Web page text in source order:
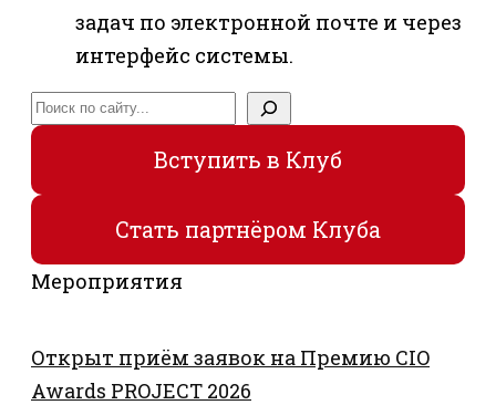
задач по электронной почте и через
интерфейс системы.
Поиск
Вступить в Клуб
Стать партнёром Клуба
Мероприятия
Открыт приём заявок на Премию CIO
Awards PROJECT 2026